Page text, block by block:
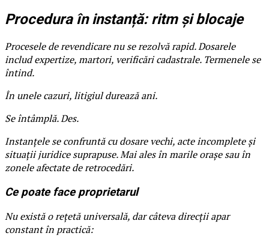
Procedura în instanță: ritm și blocaje
Procesele de revendicare nu se rezolvă rapid. Dosarele
includ expertize, martori, verificări cadastrale. Termenele se
întind.
În unele cazuri, litigiul durează ani.
Se întâmplă. Des.
Instanțele se confruntă cu dosare vechi, acte incomplete și
situații juridice suprapuse. Mai ales în marile orașe sau în
zonele afectate de retrocedări.
Ce poate face proprietarul
Nu există o rețetă universală, dar câteva direcții apar
constant în practică: